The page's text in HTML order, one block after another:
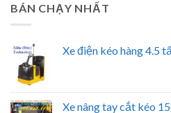
BÁN CHẠY NHẤT
Xe điện kéo hàng 4.5
Xe nâng tay cắt kéo